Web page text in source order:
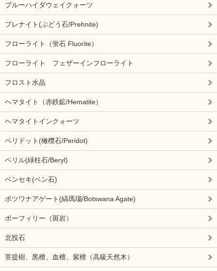
ブルーハイダウェイクォーツ
プレナイト(ぶどう石/Prehnite)
フローライト（蛍石 Fluorite）
フローライト フェザーインフローライト
フロスト水晶
ヘマタイト（赤鉄鉱/Hematite）
ヘマタイトインクォーツ
ペリドット(橄欖石/Peridot)
ベリル(緑柱石/Beryl)
ベンセキ(ベン石)
ボツワナアゲート(縞瑪瑙/Botswana Agate)
ポーフィリー（斑岩）
北投石
菩提樹、黒檀、血檀、紫檀（高級天然木）